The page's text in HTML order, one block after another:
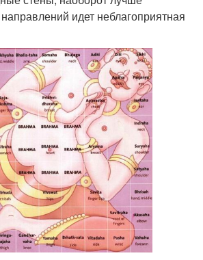
направлений идет неблагоприятная